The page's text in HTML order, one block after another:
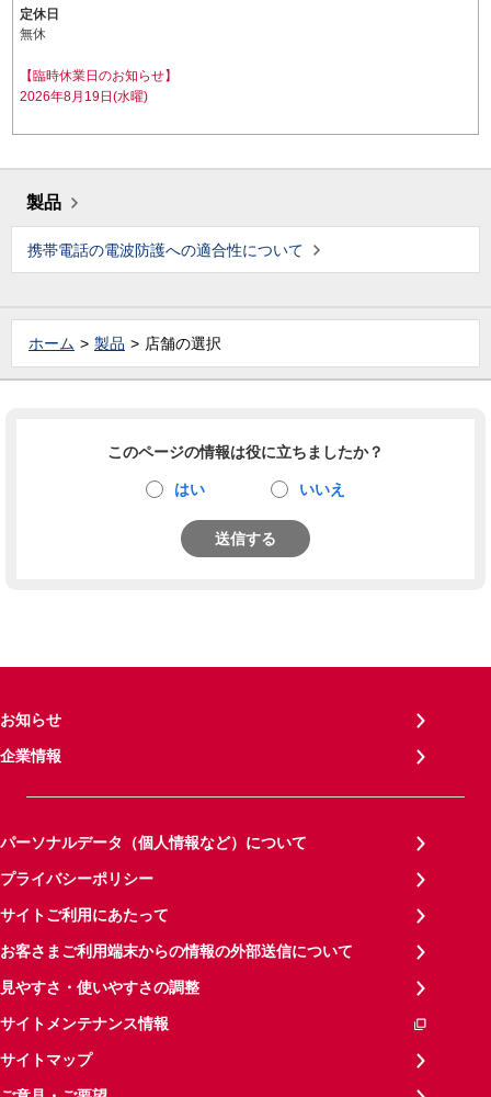
定休日
無休
【臨時休業日のお知らせ】
2026年8月19日(水曜)
製品
携帯電話の電波防護への適合性について
ホーム 製品 店舗の選択
このページの情報は役に立ちましたか？
はい いいえ
送信する
お知らせ
企業情報
パーソナルデータ（個人情報など）について
プライバシーポリシー
サイトご利用にあたって
お客さまご利用端末からの情報の外部送信について
見やすさ・使いやすさの調整
サイトメンテナンス情報
サイトマップ